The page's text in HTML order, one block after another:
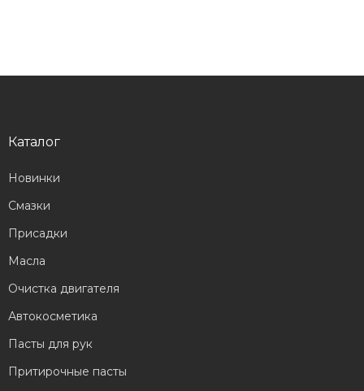
Каталог
Новинки
Смазки
Присадки
Масла
Очистка двигателя
Автокосметика
Пасты для рук
Притирочные пасты